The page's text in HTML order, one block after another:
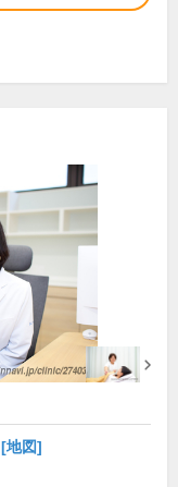
[地図]